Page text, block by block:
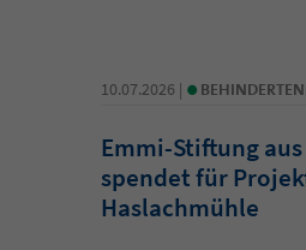
10.07.2026 | •
Emmi-Stiftung
spendet für
Haslachmühle